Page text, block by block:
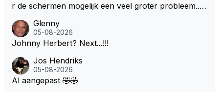
r de schermen mogelijk een veel groter probleem..."
Glenny
05-08-2026
Johnny Herbert? Next...!!!
Jos Hendriks
05-08-2026
Al aangepast 🤣🤣